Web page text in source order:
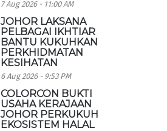
7 Aug 2026 - 11:00 AM
JOHOR LAKSANA
PELBAGAI IKHTIAR
BANTU KUKUHKAN
PERKHIDMATAN
KESIHATAN
6 Aug 2026 - 9:53 PM
COLORCON BUKTI
USAHA KERAJAAN
JOHOR PERKUKUH
EKOSISTEM HALAL